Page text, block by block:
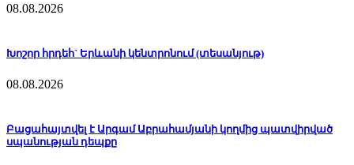
08.08.2026
Խոշոր հրդեհ` Երևանի կենտրոնում (տեսանյութ)
08.08.2026
Բացահայտվել է Արգամ Աբրահամյանի կողմից պատվիրված
սպանության դեպքը